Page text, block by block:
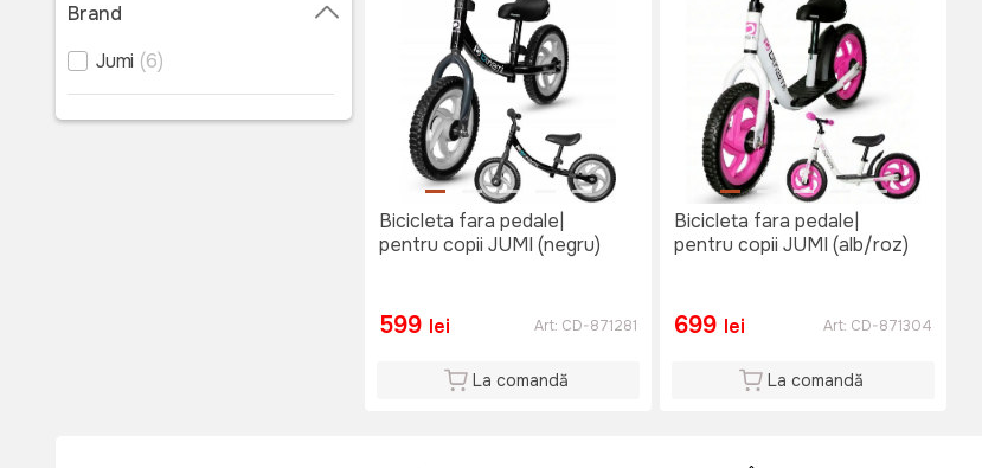
Brand
Jumi (6)
Bicicleta fara pedale|
pentru copii JUMI (negru)
599 lei Art: CD-871281
La comandă
Bicicleta fara pedale|
pentru copii JUMI (alb/roz)
699 lei Art: CD-871304
La comandă